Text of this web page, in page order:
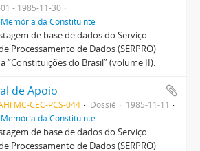
- 1985-11-30
Memória da Constituinte
de base de dados do Serviço
Processamento de Dados (SERPRO)
“Constituições do Brasil” (volume II).
de Apoio
MC-CEC-PCS-044 Dossiê
1985-11-11
Memória da Constituinte
de base de dados do Serviço
Processamento de Dados (SERPRO)